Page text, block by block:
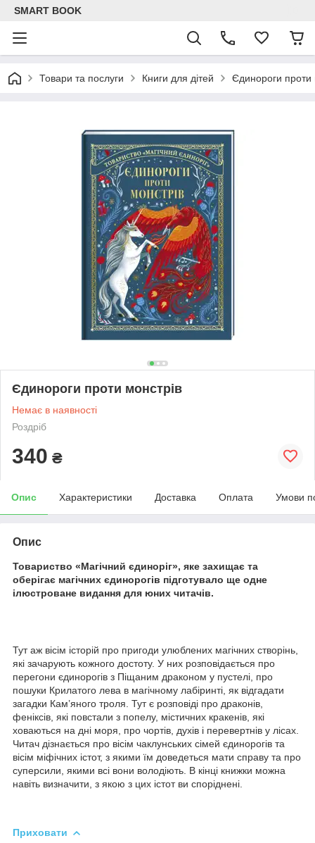
SMART BOOK
Товари та послуги Книги для дітей Єдинороги проти
Єдинороги проти монстрів
Немає в наявності
Роздріб
340 ₴
Опис Характеристики Доставка Оплата Умови
Опис
Товариство «Магічний єдиноріг», яке захищає та
оберігає магічних єдинорогів підготувало ще одне
ілюстроване видання для юних читачів.
Тут аж вісім історій про пригоди улюблених магічних створінь,
які зачарують кожного достоту. У них розповідається про
перегони єдинорогів з Піщаним драконом у пустелі, про
пошуки Крилатого лева в магічному лабіринті, як відгадати
загадки Кам’яного троля. Тут є розповіді про драконів,
феніксів, які повстали з попелу, містичних кракенів, які
ховаються на дні моря, про чортів, духів і перевертнів у лісах.
Читач дізнається про вісім чаклунських сімей єдинорогів та
вісім міфічних істот, з якими їм доведеться мати справу та про
суперсили, якими всі вони володіють. В кінці книжки можна
навіть визначити, з якою з цих істот ви споріднені.
Приховати